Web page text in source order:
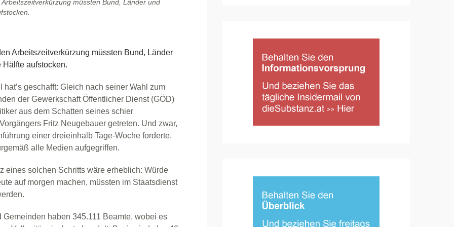
müssten Bund, Länder und
Arbeitszeitverkürzung müssten Bund, Länder
aufstocken.
hat’s geschafft: Gleich nach seiner Wahl zum
der Gewerkschaft Öffentlicher Dienst (GÖD)
aus dem Schatten seines schier
Fritz Neugebauer getreten. Und zwar,
einer dreieinhalb Tage-Woche forderte.
alle Medien aufgegriffen.
eines solchen Schritts wäre erheblich: Würde
auf morgen machen, müssten im Staatsdienst
haben 345.111 Beamte, wobei es